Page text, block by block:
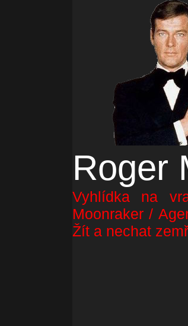
Roger
Vyhlídka na
Moonraker /
Žít a nechat